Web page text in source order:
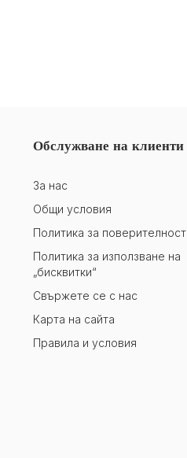
Обслужване на клиенти
За нас
Общи условия
Политика за поверителност
Политика за използване на
„бисквитки“
Свържете се с нас
Карта на сайта
Правила и условия